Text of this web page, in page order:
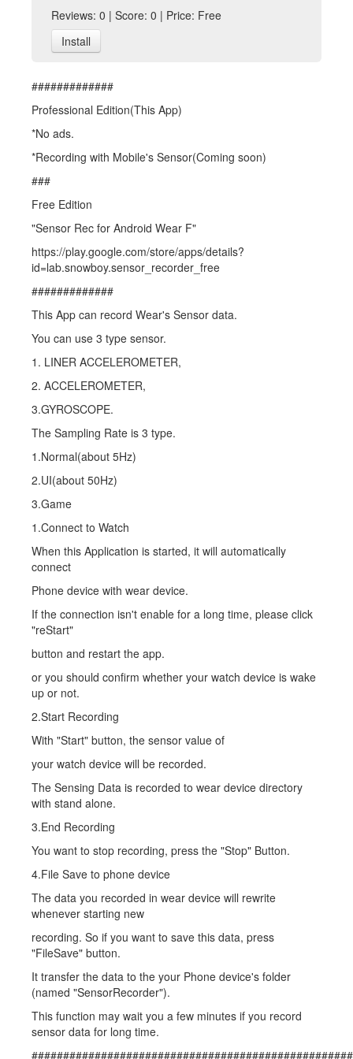
Reviews: 0 | Score: 0 | Price: Free
Install
#############
Professional Edition(This App)
*No ads.
*Recording with Mobile's Sensor(Coming soon)
###
Free Edition
"Sensor Rec for Android Wear F"
https://play.google.com/store/apps/details?
id=lab.snowboy.sensor_recorder_free
#############
This App can record Wear's Sensor data.
You can use 3 type sensor.
1. LINER ACCELEROMETER,
2. ACCELEROMETER,
3.GYROSCOPE.
The Sampling Rate is 3 type.
1.Normal(about 5Hz)
2.UI(about 50Hz)
3.Game
1.Connect to Watch
When this Application is started, it will automatically
connect
Phone device with wear device.
If the connection isn't enable for a long time, please click
"reStart"
button and restart the app.
or you should confirm whether your watch device is wake
up or not.
2.Start Recording
With "Start" button, the sensor value of
your watch device will be recorded.
The Sensing Data is recorded to wear device directory
with stand alone.
3.End Recording
You want to stop recording, press the "Stop" Button.
4.File Save to phone device
The data you recorded in wear device will rewrite
whenever starting new
recording. So if you want to save this data, press
"FileSave" button.
It transfer the data to the your Phone device's folder
(named "SensorRecorder").
This function may wait you a few minutes if you record
sensor data for long time.